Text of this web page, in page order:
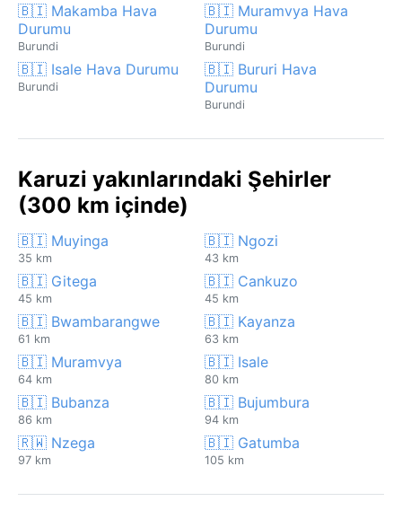
🇧🇮 Makamba Hava
Durumu
Burundi
🇧🇮 Muramvya Hava
Durumu
Burundi
🇧🇮 Isale Hava Durumu
Burundi
🇧🇮 Bururi Hava
Durumu
Burundi
Karuzi yakınlarındaki Şehirler
(300 km içinde)
🇧🇮 Muyinga
35 km
🇧🇮 Ngozi
43 km
🇧🇮 Gitega
45 km
🇧🇮 Cankuzo
45 km
🇧🇮 Bwambarangwe
61 km
🇧🇮 Kayanza
63 km
🇧🇮 Muramvya
64 km
🇧🇮 Isale
80 km
🇧🇮 Bubanza
86 km
🇧🇮 Bujumbura
94 km
🇷🇼 Nzega
97 km
🇧🇮 Gatumba
105 km